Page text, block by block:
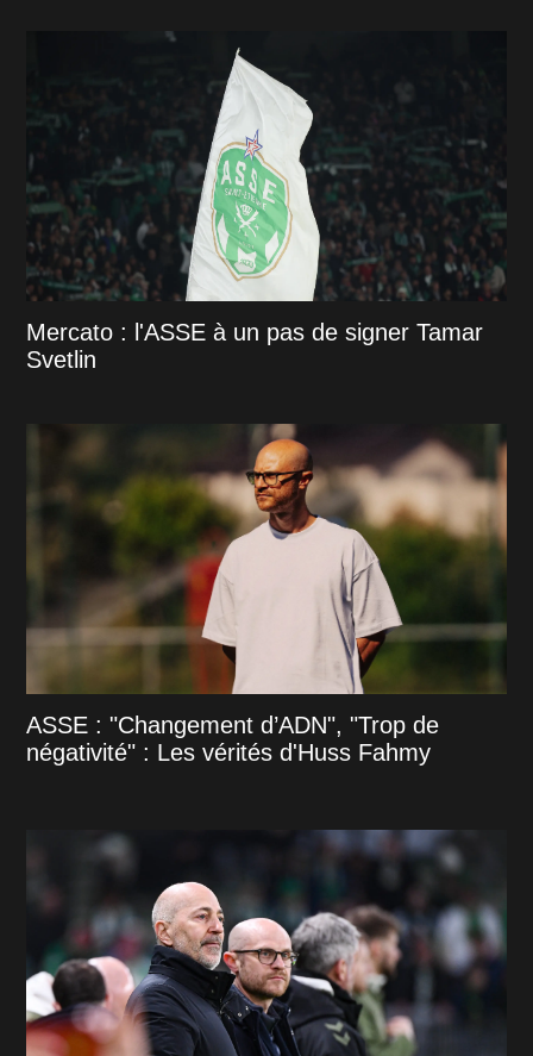
Mercato : l'ASSE à un pas de signer Tamar
Svetlin
ASSE : "Changement d’ADN", "Trop de
négativité" : Les vérités d'Huss Fahmy